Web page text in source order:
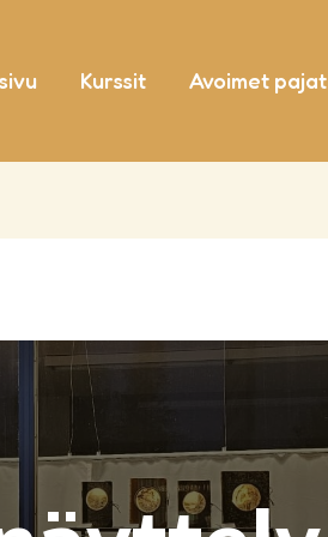
Kurssit Avoimet pajat